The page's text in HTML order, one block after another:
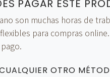
PAGAR ESTE
son muchas horas de
para compras
OTRO